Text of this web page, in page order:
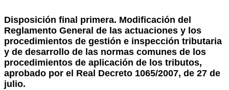
Disposición final primera. Modificación del
Reglamento General de las actuaciones y los
procedimientos de gestión e inspección tributaria
y de desarrollo de las normas comunes de los
procedimientos de aplicación de los tributos,
aprobado por el Real Decreto 1065/2007, de 27 de
julio.